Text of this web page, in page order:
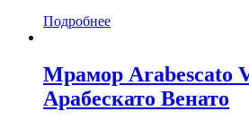
Подробнее
Мрамор Arabescato
Арабескато Венато